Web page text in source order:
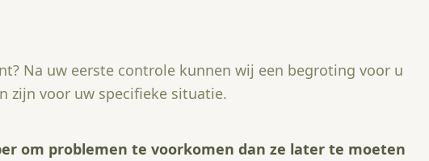
Na uw eerste controle kunnen wij een begroting voor u
zijn voor uw specifieke situatie.
om problemen te voorkomen dan ze later te moeten